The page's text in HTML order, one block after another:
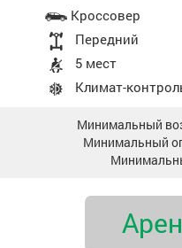
Характеристики авто
Кросcовер
Передний
5 мест
Климат-
Минимальный
Минимальный